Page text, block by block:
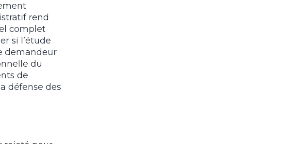
rend
complet
si l’étude
demandeur
du
de
défense des